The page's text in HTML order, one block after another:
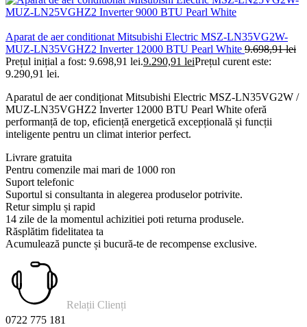
Aparat de aer conditionat Mitsubishi Electric MSZ-LN35VG2W-
MUZ-LN35VGHZ2 Inverter 12000 BTU Pearl White 9.698,91lei
Prețul inițial a fost: 9.698,91 lei.9.290,91 leiPrețul curent este:
9.290,91 lei.
Aparatul de aer condiționat Mitsubishi Electric MSZ-LN35VG2W /
MUZ-LN35VGHZ2 Inverter 12000 BTU Pearl White oferă
performanță de top, eficiență energetică excepțională și funcții
inteligente pentru un climat interior perfect.
Livrare gratuita
Pentru comenzile mai mari de 1000 ron
Suport telefonic
Suportul si consultanta in alegerea produselor potrivite.
Retur simplu și rapid
14 zile de la momentul achizitiei poti returna produsele.
Răsplătim fidelitatea ta
Acumulează puncte și bucură-te de recompense exclusive.
Relații Clienți
0722 775 181